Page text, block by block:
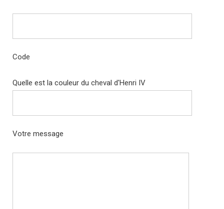
Code
Quelle est la couleur du cheval d'Henri IV
Votre message